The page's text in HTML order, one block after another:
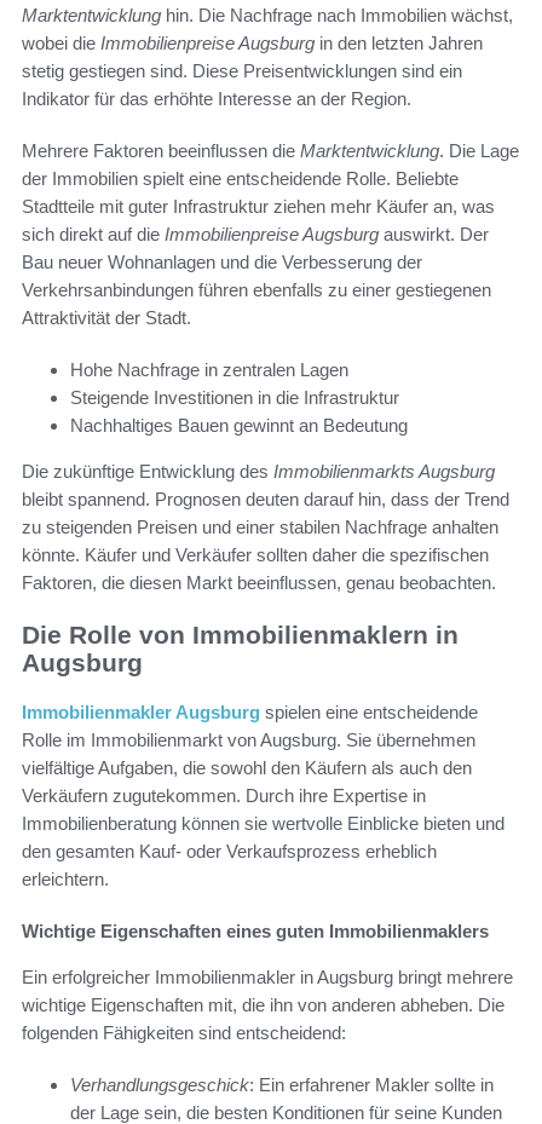
Marktentwicklung hin. Die Nachfrage nach Immobilien wächst,
wobei die Immobilienpreise Augsburg in den letzten Jahren
stetig gestiegen sind. Diese Preisentwicklungen sind ein
Indikator für das erhöhte Interesse an der Region.
Mehrere Faktoren beeinflussen die Marktentwicklung. Die Lage
der Immobilien spielt eine entscheidende Rolle. Beliebte
Stadtteile mit guter Infrastruktur ziehen mehr Käufer an, was
sich direkt auf die Immobilienpreise Augsburg auswirkt. Der
Bau neuer Wohnanlagen und die Verbesserung der
Verkehrsanbindungen führen ebenfalls zu einer gestiegenen
Attraktivität der Stadt.
Hohe Nachfrage in zentralen Lagen
Steigende Investitionen in die Infrastruktur
Nachhaltiges Bauen gewinnt an Bedeutung
Die zukünftige Entwicklung des Immobilienmarkts Augsburg
bleibt spannend. Prognosen deuten darauf hin, dass der Trend
zu steigenden Preisen und einer stabilen Nachfrage anhalten
könnte. Käufer und Verkäufer sollten daher die spezifischen
Faktoren, die diesen Markt beeinflussen, genau beobachten.
Die Rolle von Immobilienmaklern in
Augsburg
Immobilienmakler Augsburg spielen eine entscheidende
Rolle im Immobilienmarkt von Augsburg. Sie übernehmen
vielfältige Aufgaben, die sowohl den Käufern als auch den
Verkäufern zugutekommen. Durch ihre Expertise in
Immobilienberatung können sie wertvolle Einblicke bieten und
den gesamten Kauf- oder Verkaufsprozess erheblich
erleichtern.
Wichtige Eigenschaften eines guten Immobilienmaklers
Ein erfolgreicher Immobilienmakler in Augsburg bringt mehrere
wichtige Eigenschaften mit, die ihn von anderen abheben. Die
folgenden Fähigkeiten sind entscheidend:
Verhandlungsgeschick: Ein erfahrener Makler sollte in
der Lage sein, die besten Konditionen für seine Kunden